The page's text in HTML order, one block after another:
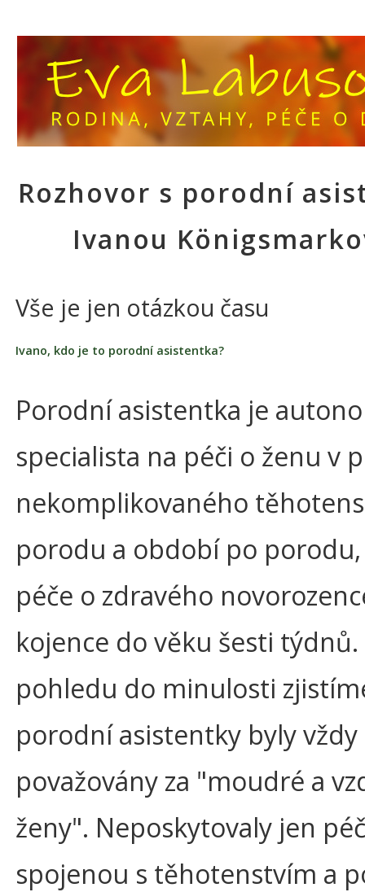
Rozhovor s porodní
Ivanou
Vše je jen otázkou času
Ivano, kdo je to porodní asistentka?
Porodní asistentka je
specialista na péči o ženu v
nekomplikovaného
porodu a období po
péče o zdravého
kojence do věku šesti týdnů.
pohledu do minulosti
porodní asistentky byly vždy
považovány za "moudré a
ženy". Neposkytovaly jen
spojenou s těhotenstvím a